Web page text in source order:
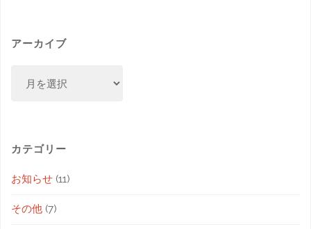
アーカイブ
カテゴリー
お知らせ (11)
その他 (7)